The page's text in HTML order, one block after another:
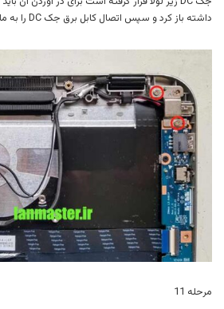
داشته باز کرد و سپس اتصال کابل برق جک DC را به مادربورد قطع کرد.
مرحله 11